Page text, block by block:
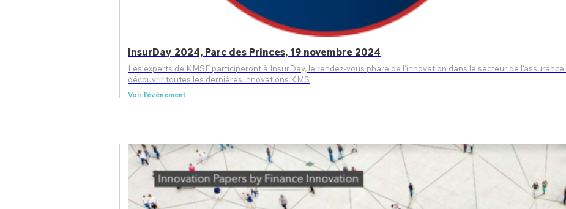
InsurDay 2024, Parc des Princes, 19 novembre 2024
Les experts de KMSE participeront à InsurDay, le rendez-vous phare de l'innovation dans le secteur de l'assurance. Une excellente opportunité pour
découvrir toutes les dernières innovations KMS
Voir l’événement